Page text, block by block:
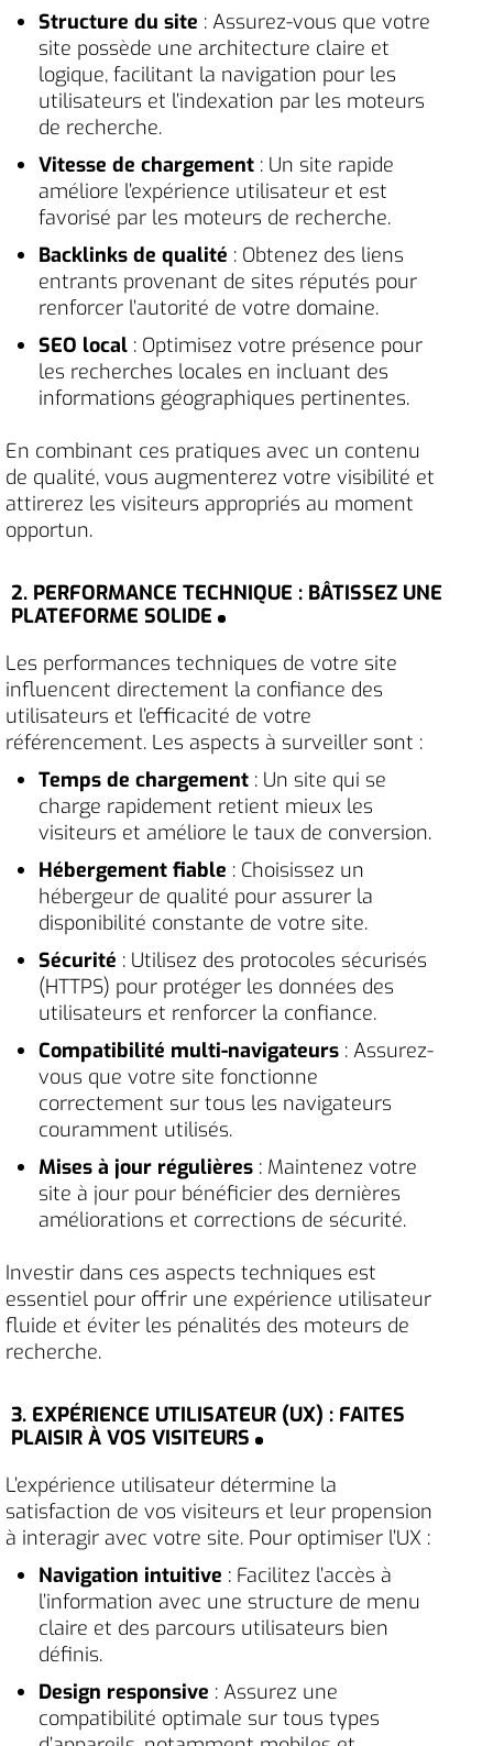
Structure du site : Assurez-vous que votre
site possède une architecture claire et
logique, facilitant la navigation pour les
utilisateurs et l’indexation par les moteurs
de recherche.
Vitesse de chargement : Un site rapide
améliore l’expérience utilisateur et est
favorisé par les moteurs de recherche.
Backlinks de qualité : Obtenez des liens
entrants provenant de sites réputés pour
renforcer l’autorité de votre domaine.
SEO local : Optimisez votre présence pour
les recherches locales en incluant des
informations géographiques pertinentes.
En combinant ces pratiques avec un contenu
de qualité, vous augmenterez votre visibilité et
attirerez les visiteurs appropriés au moment
opportun.
2. PERFORMANCE TECHNIQUE : BÂTISSEZ UNE
PLATEFORME SOLIDE
Les performances techniques de votre site
influencent directement la confiance des
utilisateurs et l’efficacité de votre
référencement. Les aspects à surveiller sont :
Temps de chargement : Un site qui se
charge rapidement retient mieux les
visiteurs et améliore le taux de conversion.
Hébergement fiable : Choisissez un
hébergeur de qualité pour assurer la
disponibilité constante de votre site.
Sécurité : Utilisez des protocoles sécurisés
(HTTPS) pour protéger les données des
utilisateurs et renforcer la confiance.
Compatibilité multi-navigateurs : Assurez-
vous que votre site fonctionne
correctement sur tous les navigateurs
couramment utilisés.
Mises à jour régulières : Maintenez votre
site à jour pour bénéficier des dernières
améliorations et corrections de sécurité.
Investir dans ces aspects techniques est
essentiel pour offrir une expérience utilisateur
fluide et éviter les pénalités des moteurs de
recherche.
3. EXPÉRIENCE UTILISATEUR (UX) : FAITES
PLAISIR À VOS VISITEURS
L’expérience utilisateur détermine la
satisfaction de vos visiteurs et leur propension
à interagir avec votre site. Pour optimiser l’UX :
Navigation intuitive : Facilitez l’accès à
l’information avec une structure de menu
claire et des parcours utilisateurs bien
définis.
Design responsive : Assurez une
compatibilité optimale sur tous types